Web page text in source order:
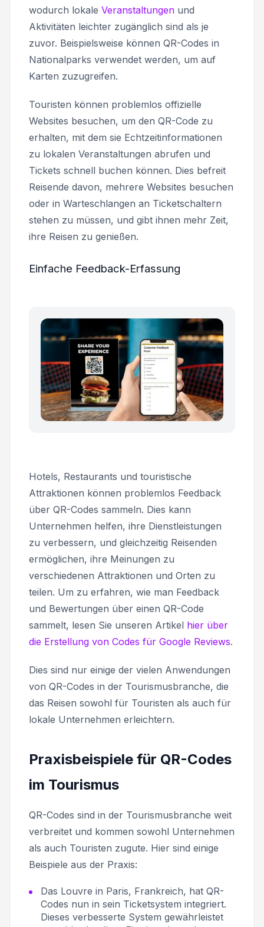
wodurch lokale Veranstaltungen und
Aktivitäten leichter zugänglich sind als je
zuvor. Beispielsweise können QR-Codes in
Nationalparks verwendet werden, um auf
Karten zuzugreifen.
Touristen können problemlos offizielle
Websites besuchen, um den QR-Code zu
erhalten, mit dem sie Echtzeitinformationen
zu lokalen Veranstaltungen abrufen und
Tickets schnell buchen können. Dies befreit
Reisende davon, mehrere Websites besuchen
oder in Warteschlangen an Ticketschaltern
stehen zu müssen, und gibt ihnen mehr Zeit,
ihre Reisen zu genießen.
Einfache Feedback-Erfassung
Hotels, Restaurants und touristische
Attraktionen können problemlos Feedback
über QR-Codes sammeln. Dies kann
Unternehmen helfen, ihre Dienstleistungen
zu verbessern, und gleichzeitig Reisenden
ermöglichen, ihre Meinungen zu
verschiedenen Attraktionen und Orten zu
teilen. Um zu erfahren, wie man Feedback
und Bewertungen über einen QR-Code
sammelt, lesen Sie unseren Artikel hier über
die Erstellung von Codes für Google Reviews.
Dies sind nur einige der vielen Anwendungen
von QR-Codes in der Tourismusbranche, die
das Reisen sowohl für Touristen als auch für
lokale Unternehmen erleichtern.
Praxisbeispiele für QR-Codes
im Tourismus
QR-Codes sind in der Tourismusbranche weit
verbreitet und kommen sowohl Unternehmen
als auch Touristen zugute. Hier sind einige
Beispiele aus der Praxis:
Das Louvre in Paris, Frankreich, hat QR-
Codes nun in sein Ticketsystem integriert.
Dieses verbesserte System gewährleistet